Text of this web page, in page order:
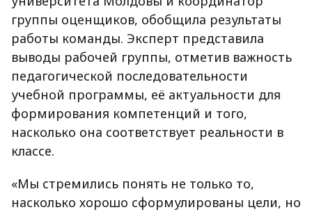
группы оценщиков, обобщила результаты
работы команды. Эксперт представила
выводы рабочей группы, отметив важность
педагогической последовательности
учебной программы, её актуальности для
формирования компетенций и того,
насколько она соответствует реальности в
классе.
«Мы стремились понять не только то,
насколько хорошо сформулированы цели, но